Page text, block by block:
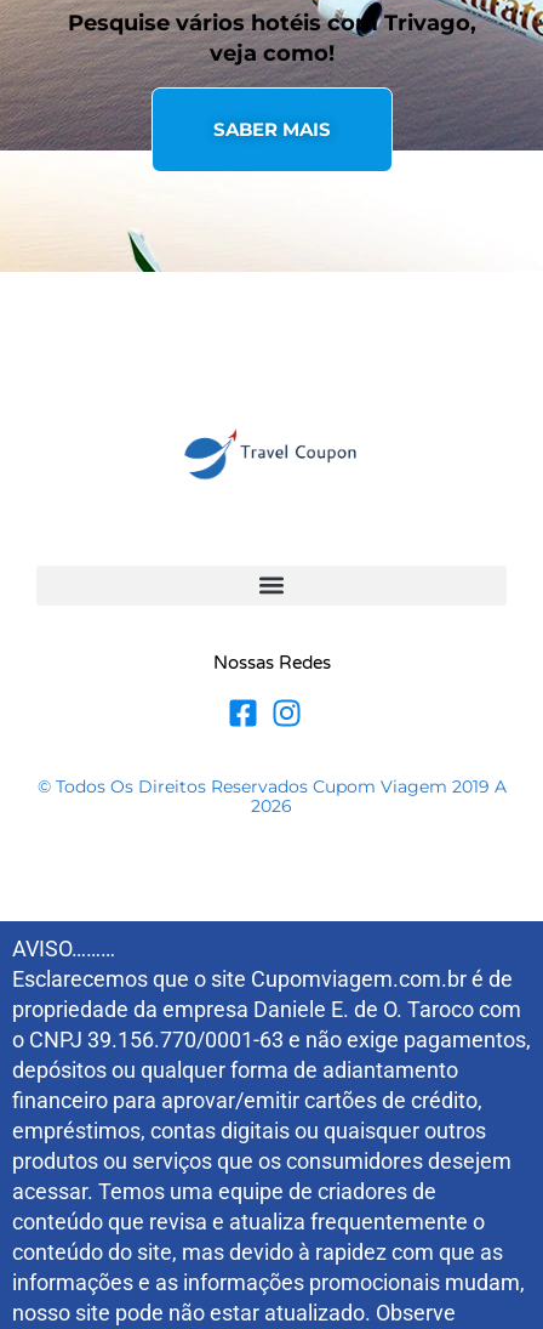
Pesquise vários hotéis com Trivago,
veja como!
SABER MAIS
Nossas Redes
© Todos Os Direitos Reservados Cupom Viagem 2019 A
2026
AVISO………
Esclarecemos que o site Cupomviagem.com.br é de
propriedade da empresa Daniele E. de O. Taroco com
o CNPJ 39.156.770/0001-63 e não exige pagamentos,
depósitos ou qualquer forma de adiantamento
financeiro para aprovar/emitir cartões de crédito,
empréstimos, contas digitais ou quaisquer outros
produtos ou serviços que os consumidores desejem
acessar. Temos uma equipe de criadores de
conteúdo que revisa e atualiza frequentemente o
conteúdo do site, mas devido à rapidez com que as
informações e as informações promocionais mudam,
nosso site pode não estar atualizado. Observe